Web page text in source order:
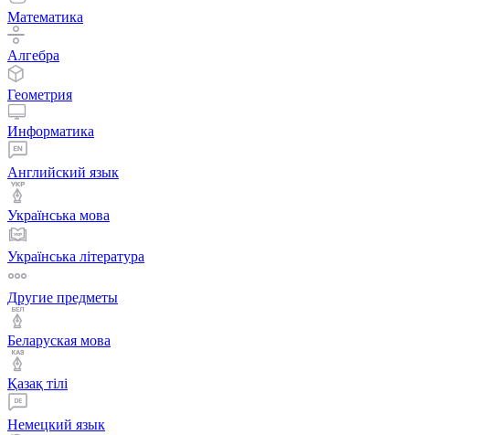
Математика
Алгебра
Геометрия
Информатика
Английский язык
Українська мова
Українська література
Другие предметы
Беларуская мова
Қазақ тiлi
Немецкий язык